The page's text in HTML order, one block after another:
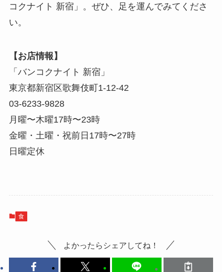
コクナイト 新宿」。ぜひ、足を運んでみてくださ
い。
【お店情報】
「バンコクナイト 新宿」
東京都新宿区歌舞伎町1-12-42
03-6233-9828
月曜〜木曜17時〜23時
金曜・土曜・祝前日17時〜27時
日曜定休
食
よかったらシェアしてね！